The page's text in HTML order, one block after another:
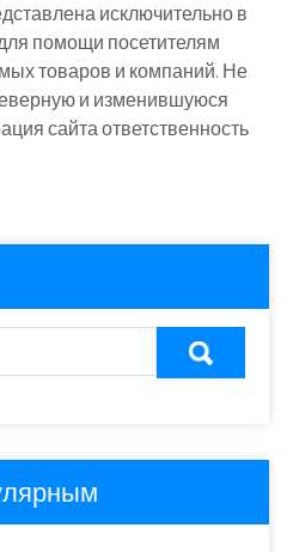
исключительно в
помощи посетителям
товаров и компаний. Не
и изменившуюся
сайта ответственность